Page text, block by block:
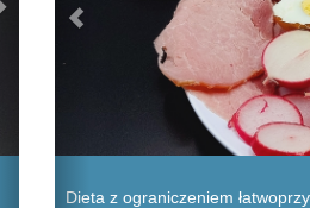
Dieta z ograniczeniem